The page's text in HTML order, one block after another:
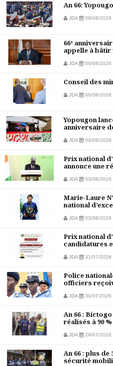
An 66:
JDA 08/08/2026
66ᵉ
appelle à bâtir
JDA 06/08/2026
Conseil des
JDA 06/08/2026
Yopougon
anniversaire
JDA 04/08/2026
Prix national
annonce une
JDA 03/08/2026
Marie-Laure
national
JDA 03/08/2026
Prix national
candidatures
JDA 31/07/2026
Police
officiers
JDA 30/07/2026
An 66 :
réalisés à 90
JDA 29/07/2026
An 66 : plus de
sécurité